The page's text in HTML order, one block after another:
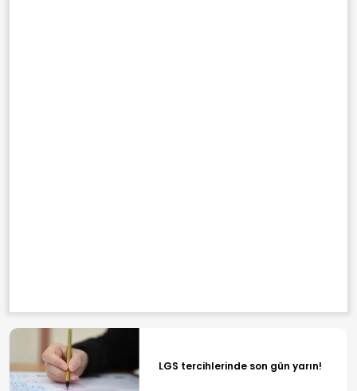
LGS tercihlerinde son gün yarın!